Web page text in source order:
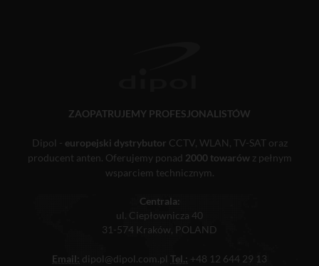
ZAOPATRUJEMY PROFESJONALISTÓW
Dipol - europejski dystrybutor CCTV, WLAN, TV-SAT oraz
producent anten. Oferujemy ponad 2000 towarówz pełnym
wsparciem technicznym.
Centrala:
ul. Ciepłownicza 40
31-574 Kraków, POLAND
Email: dipol@dipol.com.pl Tel.: +48 12 644 29 13